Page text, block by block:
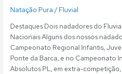
Natação Pura / Fluvial
Destaques Dois nadadores do
Nacionais Alguns dos nossos
Campeonato Regional Infantis,
Ponte da Barca, e no Campeonato
Absolutos PL, em extra-